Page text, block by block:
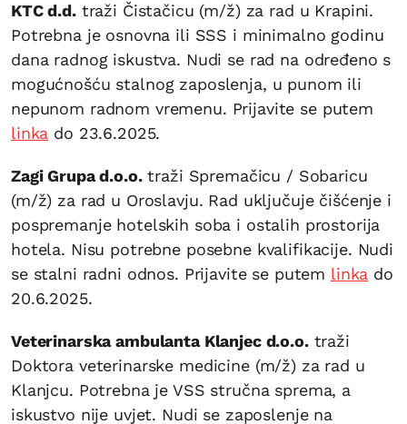
KTC d.d.traži Čistačicu (m/ž) za rad u Krapini.
Potrebna je osnovna ili SSS i minimalno godinu
dana radnog iskustva. Nudi se rad na određeno s
mogućnošću stalnog zaposlenja, u punom ili
nepunom radnom vremenu. Prijavite se putem
linka do 23.6.2025.
Zagi Grupa d.o.o.traži Spremačicu / Sobaricu
(m/ž) za rad u Oroslavju. Rad uključuje čišćenje i
pospremanje hotelskih soba i ostalih prostorija
hotela. Nisu potrebne posebne kvalifikacije. Nudi
se stalni radni odnos. Prijavite se putem linka do
20.6.2025.
Veterinarska ambulanta Klanjec d.o.o.traži
Doktora veterinarske medicine (m/ž) za rad u
Klanjcu. Potrebna je VSS stručna sprema, a
iskustvo nije uvjet. Nudi se zaposlenje na